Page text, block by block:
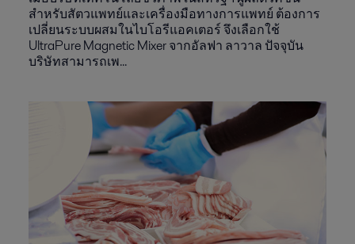
สำหรับสัตวแพทย์และเครื่องมือทางการแพทย์ ต้องการ
เปลี่ยนระบบผสมในไบโอรีแอคเตอร์ จึงเลือกใช้
UltraPure Magnetic Mixer จากอัลฟา ลาวาล ปัจจุบัน
บริษัทสามารถเพ...